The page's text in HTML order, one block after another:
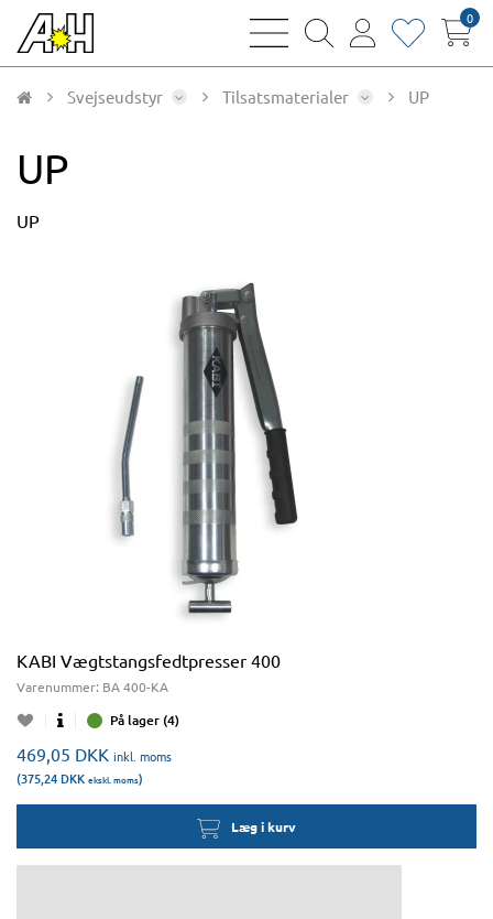
bars
magnifying
user
heart0
Svejseudstyr Tilsatsmaterialer UP
UP
UP
KABI Vægtstangsfedtpresser 400
Varenummer: BA 400-KA
På lager (4)
469,05 DKK inkl. moms
(375,24 DKK ekskl. moms)
Læg i kurv